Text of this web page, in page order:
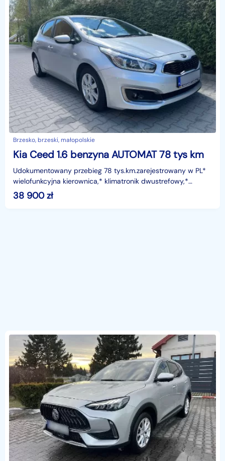
Brzesko, brzeski, małopolskie
Kia Ceed 1.6 benzyna AUTOMAT 78 tys km
Udokumentowany przebieg 78 tys.km.zarejestrowany w PL*
wielofunkcyjna kierownica,* klimatronik dwustrefowy,*
kontrola trakcji,* BLUETOOTH,* SKRZYNIA AUTOMATYCZN
38 900zł